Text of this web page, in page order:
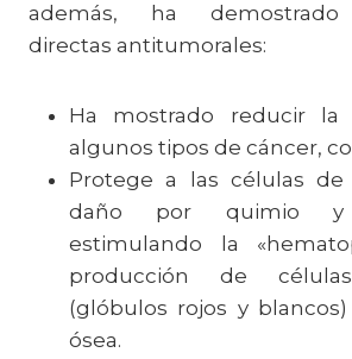
además, ha demostrado
directas antitumorales:
Ha mostrado reducir la
algunos tipos de cáncer,
Protege a las células de
daño por quimio y
estimulando la
producción de
(glóbulos rojos y
ósea.